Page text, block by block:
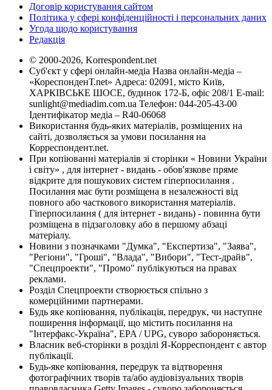
Договір користування сайтом
Політика у сфері конфіденційності і персональних даних
Угода щодо користування
Редакція
© 2000-2026, Korrespondent.net
Суб'єкт у сфері онлайн-медіа Назва онлайн-медіа –
«КореспонденТ.net» Адреса: 02091, місто Київ,
ХАРКІВСЬКЕ ШОСЕ, будинок 172-Б, офіс 208/1 E-mail:
sunlight@mediadim.com.ua Телефон: 044-205-43-00
Ідентифікатор медіа – R40-06068
Використання будь-яких матеріалів, розміщених на
сайті, дозволяється за умови посилання на
Корреспондент.net.
При копіюванні матеріалів зі сторінки « Новини України
і світу» , для інтернет - видань - обов'язкове пряме
відкрите для пошукових систем гіперпосилання .
Посилання має бути розміщена в незалежності від
повного або часткового використання матеріалів.
Гіперпосилання ( для інтернет - видань) - повинна бути
розміщена в підзаголовку або в першому абзаці
матеріалу.
Новини з позначками "Думка", "Експертиза", "Заява",
"Регіони", "Гроші", "Влада", "Вибори", "Тест-драйв",
"Спецпроекти", "Промо" публікуються на правах
реклами.
Розділ Спецпроекти створюється спільно з
комерційними партнерами.
Будь яке копіювання, публікація, передрук, чи наступне
поширення інформації, що містить посилання на
"Інтерфакс-Україна", EPA / UPG, суворо забороняється.
Власник веб-сторінки в розділі Я-Корреспондент є автор
публікації.
Будь-яке копіювання, передрук та відтворення
фотографічних творів та/або аудіовізуальних творів